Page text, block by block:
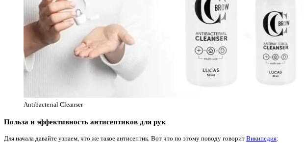
Antibacterial Cleanser
Польза и эффективность антисептиков для рук
Для начала давайте узнаем, что же такое антисептик. Вот что по этому поводу говорит Википедия: